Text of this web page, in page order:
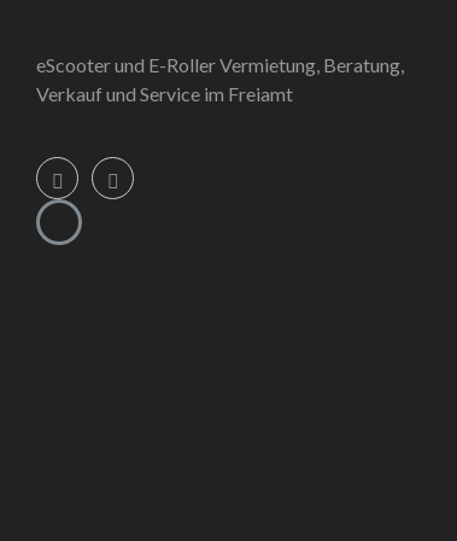
eScooter und E-Roller Vermietung, Beratung,
Verkauf und Service im Freiamt